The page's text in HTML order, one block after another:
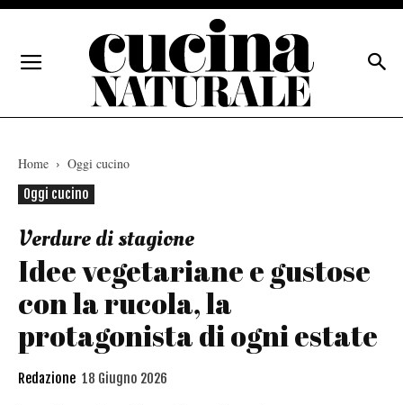
Home
Oggi cucino
Oggi cucino
Verdure di stagione
Idee vegetariane e gustose
con la rucola, la
protagonista di ogni estate
Redazione 18 Giugno 2026